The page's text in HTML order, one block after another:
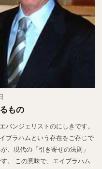
もの
バンジェリストのにしきです。
ブラハムという存在をご存じで
、現代の「引き寄せの法則」
。 この意味で、エイブラハム